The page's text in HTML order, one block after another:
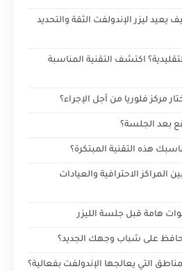
ليزر الإندولفت الثقة والتحديد
اكتشف التقنية المناسبة
مركز فلوريا من أجل الإجراء؟
بعد الجلسة؟
هذه التقنية المبتكرة؟
المراكز الاحترافية والعيادات
هامة قبل جلسة الليزر
تحافظ على شباب وجهك الجديد؟
التي يعالجها الإندولفت بفعالية؟